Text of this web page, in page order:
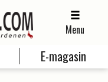
Menu
E-magasin